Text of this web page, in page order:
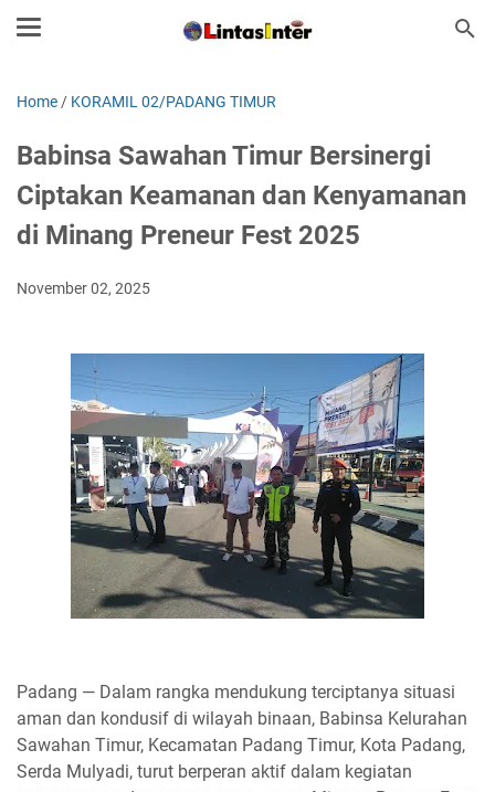
Home / KORAMIL 02/PADANG TIMUR
Babinsa Sawahan Timur Bersinergi
Ciptakan Keamanan dan Kenyamanan
di Minang Preneur Fest 2025
November 02, 2025
Padang — Dalam rangka mendukung terciptanya situasi
aman dan kondusif di wilayah binaan, Babinsa Kelurahan
Sawahan Timur, Kecamatan Padang Timur, Kota Padang,
Serda Mulyadi, turut berperan aktif dalam kegiatan